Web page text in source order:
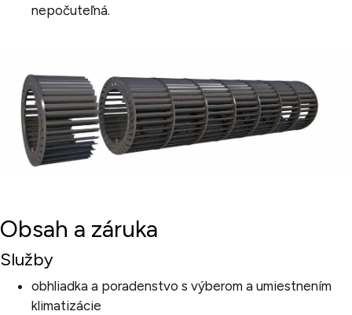
nepočuteľná.
Obsah a záruka
Služby
obhliadka a poradenstvo s výberom a umiestnením
klimatizácie